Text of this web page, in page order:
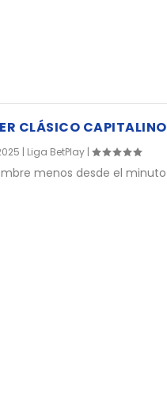
CLÁSICO
| Liga BetPlay |
menos desde el